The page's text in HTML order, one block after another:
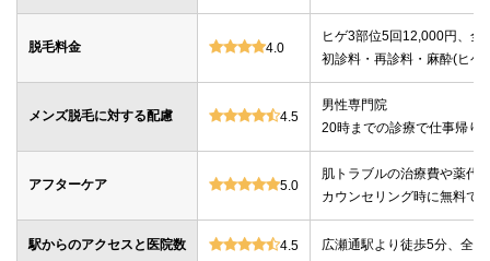
脱毛料金 4.0
ヒゲ3部位5回12,000円、全
初診料・再診料・麻酔(ヒゲ
メンズ脱毛に対する配慮 4.5
男性専門院
20時までの診療で仕事帰り
アフターケア 5.0
肌トラブルの治療費や薬代
カウンセリング時に無料で
駅からのアクセスと医院数 4.5 広瀬通駅より徒歩5分、全